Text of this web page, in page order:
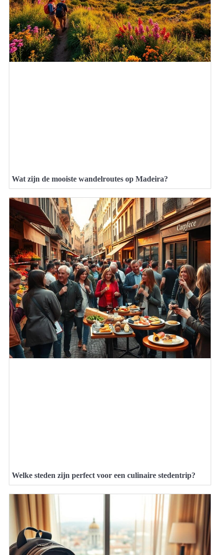
Wat zijn de mooiste wandelroutes op Madeira?
Welke steden zijn perfect voor een culinaire stedentrip?